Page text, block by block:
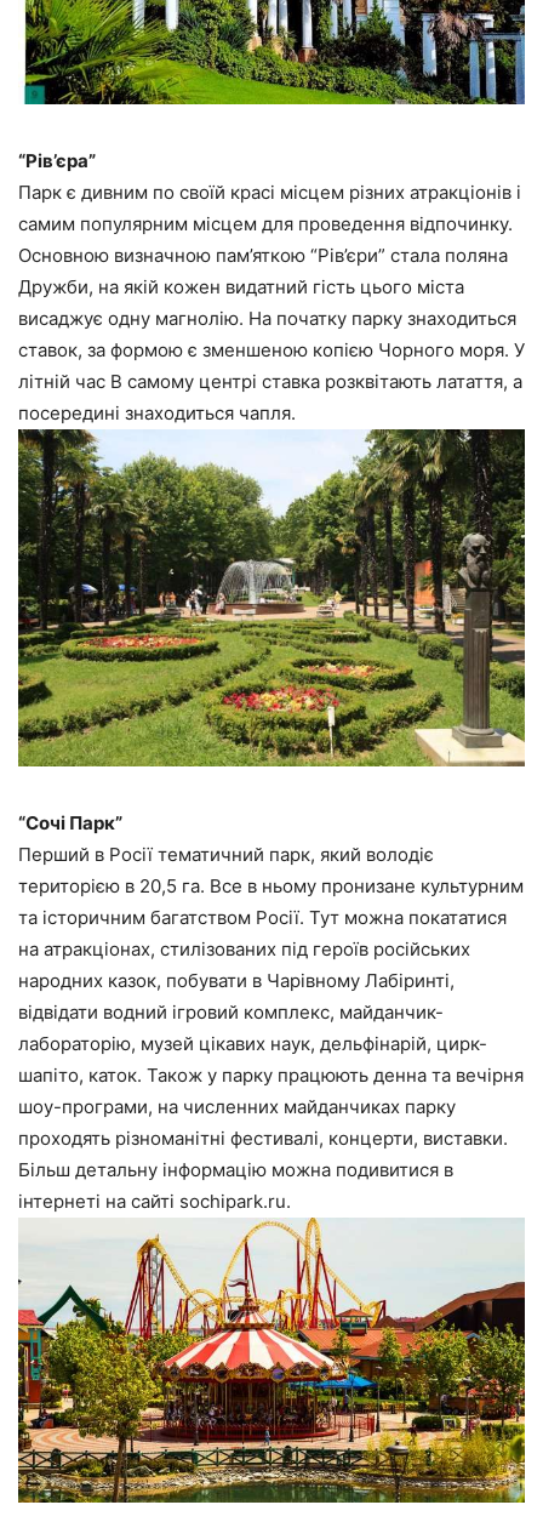
“Рів’єра”
Парк є дивним по своїй красі місцем різних атракціонів і
самим популярним місцем для проведення відпочинку.
Основною визначною пам’яткою “Рів’єри” стала поляна
Дружби, на якій кожен видатний гість цього міста
висаджує одну магнолію. На початку парку знаходиться
ставок, за формою є зменшеною копією Чорного моря. У
літній час В самому центрі ставка розквітають латаття, а
посередині знаходиться чапля.
“Сочі Парк”
Перший в Росії тематичний парк, який володіє
територією в 20,5 га. Все в ньому пронизане культурним
та історичним багатством Росії. Тут можна покататися
на атракціонах, стилізованих під героїв російських
народних казок, побувати в Чарівному Лабіринті,
відвідати водний ігровий комплекс, майданчик-
лабораторію, музей цікавих наук, дельфінарій, цирк-
шапіто, каток. Також у парку працюють денна та вечірня
шоу-програми, на численних майданчиках парку
проходять різноманітні фестивалі, концерти, виставки.
Більш детальну інформацію можна подивитися в
інтернеті на сайті sochipark.ru.